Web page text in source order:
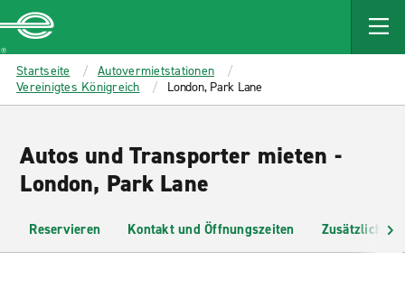
MAIN
CONTENT
Enterprise
Startseite
Autovermietstationen
Vereinigtes Königreich
London, Park Lane
Autos und Transporter mieten -
London, Park Lane
Reservieren Kontakt und Öffnungszeiten Zusätzliche